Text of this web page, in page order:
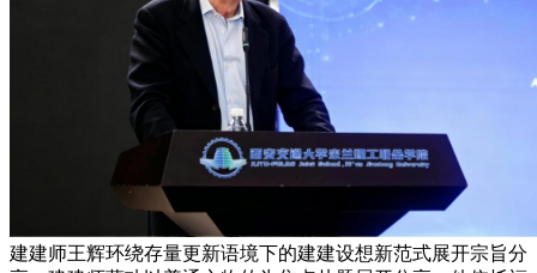
建建师王辉环绕存量更新语境下的建建设想新范式展开宗旨分